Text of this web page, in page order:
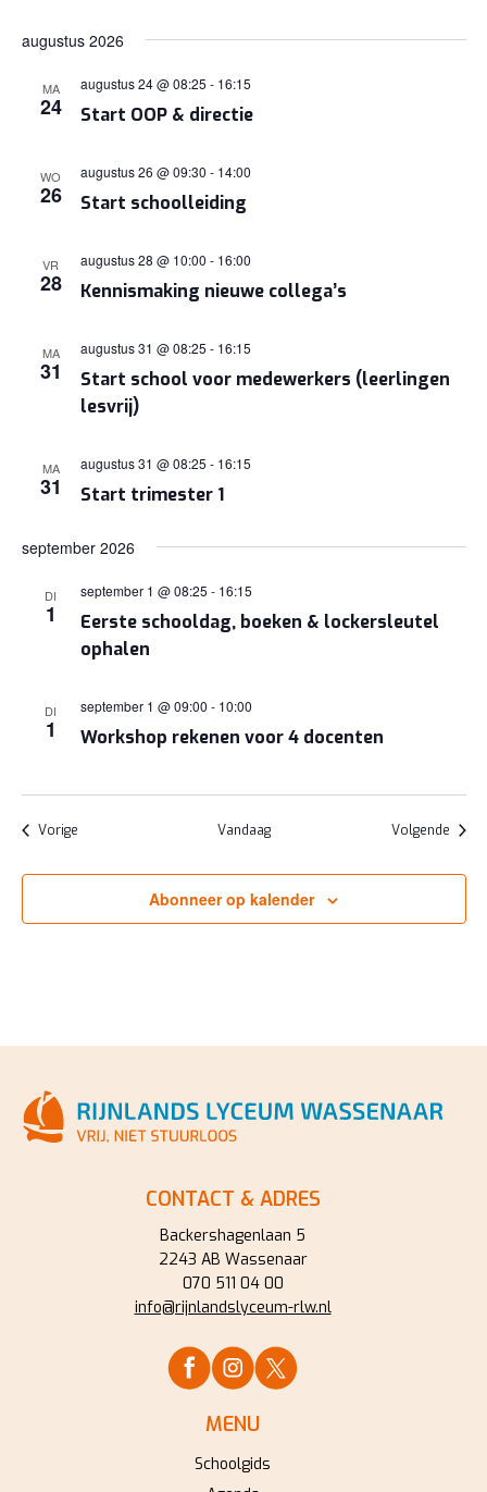
augustus 2026
MA
24 Start OOP & directie
augustus 24 @ 08:25 - 16:15
WO
26 Start schoolleiding
augustus 26 @ 09:30 - 14:00
VR
28 Kennismaking nieuwe collega’s
augustus 28 @ 10:00 - 16:00
MA
31
Start school voor medewerkers (leerlingen
lesvrij)
augustus 31 @ 08:25 - 16:15
MA
31 Start trimester 1
augustus 31 @ 08:25 - 16:15
september 2026
DI
1
Eerste schooldag, boeken & lockersleutel
ophalen
september 1 @ 08:25 - 16:15
DI
1 Workshop rekenen voor 4 docenten
september 1 @ 09:00 - 10:00
VorigeEvenementen Vandaag Volgende
Abonneer op kalender
CONTACT & ADRES
Backershagenlaan 5
2243 AB Wassenaar
070 511 04 00
info@rijnlandslyceum-rlw.nl
MENU
Schoolgids